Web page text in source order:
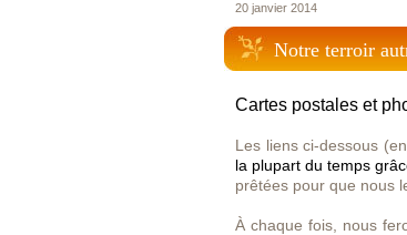
20 janvier 2014
Notre terroir
Cartes postales et
Les liens ci-dessous
la plupart du temps
prêtées pour que nous
À chaque fois, nous